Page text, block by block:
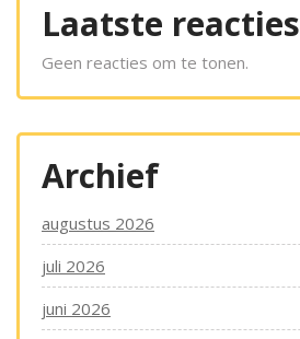
Laatste reacties
Geen reacties om te tonen.
Archief
augustus 2026
juli 2026
juni 2026